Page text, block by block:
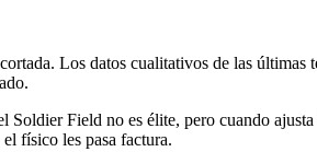
Los datos cualitativos de las últimas
Field no es élite, pero cuando
físico les pasa factura.